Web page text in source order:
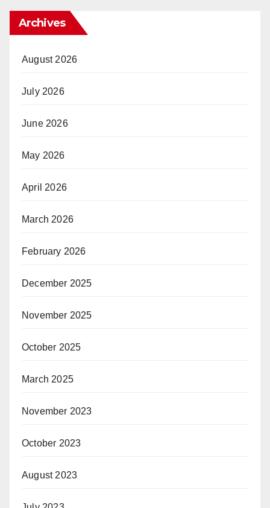
Archives
August 2026
July 2026
June 2026
May 2026
April 2026
March 2026
February 2026
December 2025
November 2025
October 2025
March 2025
November 2023
October 2023
August 2023